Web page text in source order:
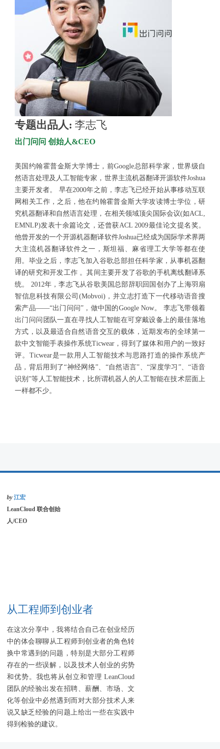
专题出品人: 李志飞
出门问问 创始人&CEO
美国约翰霍普金斯大学博士，前Google总部科学家，世界级自
然语言处理及人工智能专家，世界主流机器翻译开源软件Joshua
主要开发者。 早在2000年之前，李志飞已经开始从事移动互联
网相关工作，之后，他在约翰霍普金斯大学攻读博士学位，研
究机器翻译和自然语言处理，在相关领域顶尖国际会议(如ACL,
EMNLP)发表十余篇论文，还曾获ACL 2009最佳论文提名奖。
他曾开发的一个开源机器翻译软件Joshua已经成为国际学术界两
大主流机器翻译软件之一，斯坦福、麻省理工大学等都在使
用。毕业之后，李志飞加入谷歌总部担任科学家，从事机器翻
译的研究和开发工作 。其间主要开发了谷歌的手机离线翻译系
统。 2012年，李志飞从谷歌美国总部辞职回国创办了上海羽扇
智信息科技有限公司(Mobvoi)，并立志打造下一代移动语音搜
索产品——“出门问问”，做中国的Google Now。 李志飞带领着
出门问问团队一直在寻找人工智能在可穿戴设备上的最佳落地
方式，以及最适合自然语音交互的载体，近期发布的全球第一
款中文智能手表操作系统Ticwear，得到了媒体和用户的一致好
评。Ticwear是一款用人工智能技术与思路打造的操作系统产
品，背后用到了“神经网络”、“自然语言”、“深度学习”、“语音
识别”等人工智能技术，比所谓机器人的人工智能在技术层面上
一样都不少。
by 江宏
LeanCloud 联合创始
人/CEO
从工程师到创业者
在这次分享中，我将结合自己在创业经历
中的体会聊聊从工程师到创业者的角色转
换中常遇到的问题，特别是大部分工程师
存在的一些误解，以及技术人创业的劣势
和优势。我也将从创立和管理 LeanCloud
团队的经验出发在招聘、薪酬、市场、文
化等创业中必然遇到而对大部分技术人来
说又缺乏经验的问题上给出一些在实践中
得到检验的建议。